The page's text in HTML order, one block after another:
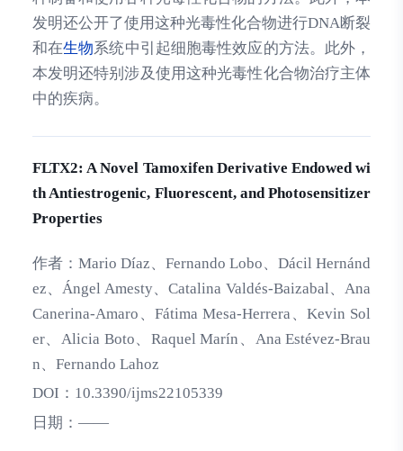
发明还公开了使用这种光毒性化合物进行DNA断裂
和在生物系统中引起细胞毒性效应的方法。此外，
本发明还特别涉及使用这种光毒性化合物治疗主体
中的疾病。
FLTX2: A Novel Tamoxifen Derivative Endowed wi
th Antiestrogenic, Fluorescent, and Photosensitizer
Properties
作者： Mario Díaz、Fernando Lobo、Dácil Hernánd
ez、Ángel Amesty、Catalina Valdés-Baizabal、Ana
Canerina-Amaro、Fátima Mesa-Herrera、Kevin Sol
er、Alicia Boto、Raquel Marín、Ana Estévez-Brau
n、Fernando Lahoz
DOI： 10.3390/ijms22105339
日期： ——